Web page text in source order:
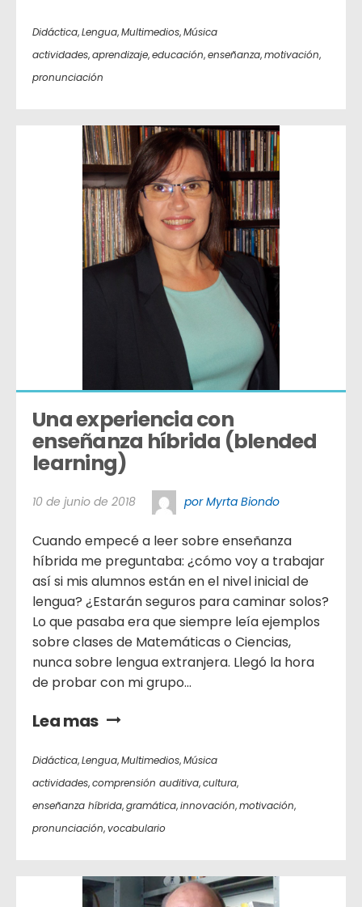
Didáctica,Lengua,Multimedios,Música
actividades,aprendizaje,educación,enseñanza,motivación,
pronunciación
Una experiencia con
enseñanza híbrida (blended
learning)
10 de junio de 2018 por Myrta Biondo
Cuando empecé a leer sobre enseñanza
híbrida me preguntaba: ¿cómo voy a trabajar
así si mis alumnos están en el nivel inicial de
lengua? ¿Estarán seguros para caminar solos?
Lo que pasaba era que siempre leía ejemplos
sobre clases de Matemáticas o Ciencias,
nunca sobre lengua extranjera. Llegó la hora
de probar con mi grupo...
Lea mas
Didáctica,Lengua,Multimedios,Música
actividades,comprensión auditiva,cultura,
enseñanza híbrida,gramática,innovación,motivación,
pronunciación,vocabulario